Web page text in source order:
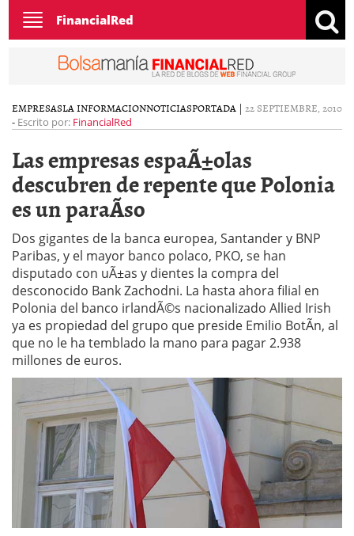
Toggle
navigation
FinancialRed
EMPRESASLA INFORMACIONNOTICIASPORTADA | 22 SEPTIEMBRE, 2010
- Escrito por: FinancialRed
Las empresas espaÃ±olas
descubren de repente que Polonia
es un paraÃ­so
Dos gigantes de la banca europea, Santander y BNP
Paribas, y el mayor banco polaco, PKO, se han
disputado con uÃ±as y dientes la compra del
desconocido Bank Zachodni. La hasta ahora filial en
Polonia del banco irlandÃ©s nacionalizado Allied Irish
ya es propiedad del grupo que preside Emilio BotÃ­n, al
que no le ha temblado la mano para pagar 2.938
millones de euros.